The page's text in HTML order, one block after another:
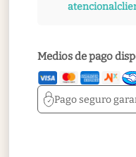
Medios de pago
Pago seguro